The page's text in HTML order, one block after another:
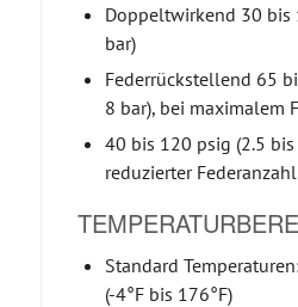
Doppeltwirkend 30 bis
bar)
Federrückstellend 65
8 bar), bei maximalem
40 bis 120 psig (2.5
reduzierter Federanzahl
Standard
(-4°F bis 176°F)